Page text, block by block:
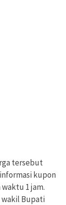
tersebut
kupon
1 jam.
wakil Bupati